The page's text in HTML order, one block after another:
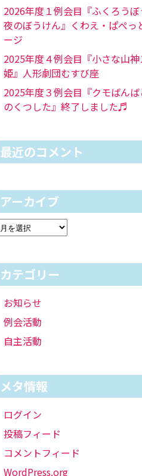
2026年度１例会目『ふくろうぼ
夜のぼうけん』くわえ・ぱぺっ
ージ
2025年度４例会目『小さな山
姫』人形劇団むすび座
2025年度３例会目『クモばん
のくつした』終了しました♬
最近のコメント
アーカイブ
カテゴリー
お知らせ
例会活動
自主活動
メタ情報
ログイン
投稿フィード
コメントフィード
WordPress.org